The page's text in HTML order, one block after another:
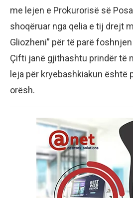
me lejen e Prokurorisë së
shoqëruar nga qelia e tij drejt
Gliozheni” për të parë
Çifti janë gjithashtu prindër të
leja për kryebashkiakun është
orësh.